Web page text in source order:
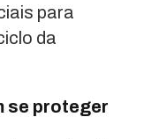
para
da
se proteger